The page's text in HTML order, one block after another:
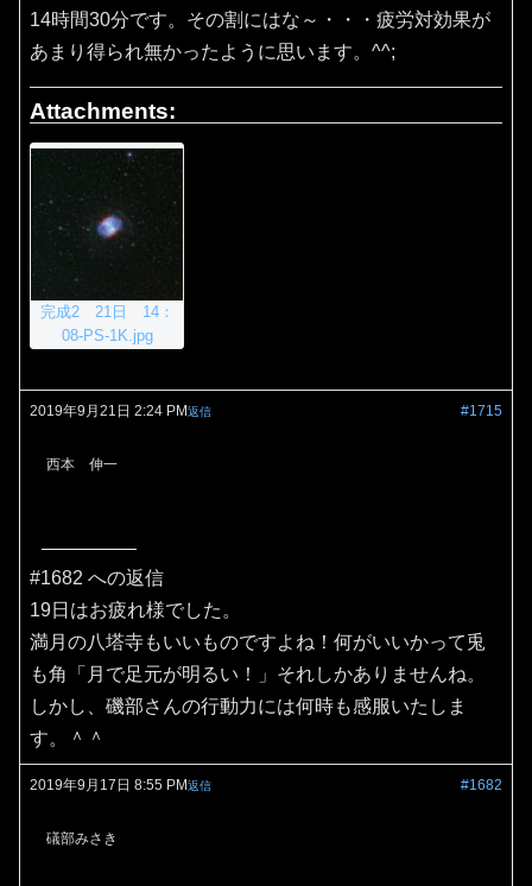
14時間30分です。その割にはな～・・・疲労対効果が
あまり得られ無かったように思います。^^;
Attachments:
完成2 21日 14：
08-PS-1K.jpg
2019年9月21日 2:24 PM #1715
返信
西本 伸一
#1682 への返信
19日はお疲れ様でした。
満月の八塔寺もいいものですよね！何がいいかって兎
も角「月で足元が明るい！」それしかありませんね。
しかし、磯部さんの行動力には何時も感服いたしま
す。＾＾
2019年9月17日 8:55 PM #1682
返信
礒部みさき